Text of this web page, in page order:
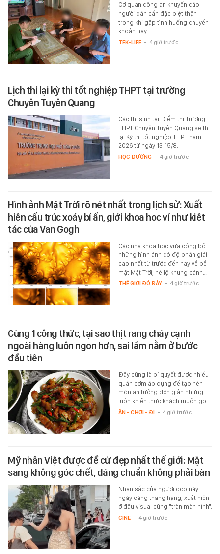
Cơ quan công an khuyến cáo
người dân cần đặc biệt thận
trọng khi gặp tình huống chuyển
khoản này.
TEK-LIFE - 4 giờ trước
Lịch thi lại kỳ thi tốt nghiệp THPT tại trường
Chuyên Tuyên Quang
Các thí sinh tại Điểm thi Trường
THPT Chuyên Tuyên Quang sẽ thi
lại Kỳ thi tốt nghiệp THPT năm
2026 từ ngày 13-15/8.
HỌC ĐƯỜNG - 4 giờ trước
Hình ảnh Mặt Trời rõ nét nhất trong lịch sử: Xuất
hiện cấu trúc xoáy bí ẩn, giới khoa học ví như kiệt
tác của Van Gogh
Các nhà khoa học vừa công bố
những hình ảnh có độ phân giải
cao nhất từ trước đến nay về bề
mặt Mặt Trời, hé lộ khung cảnh…
THẾ GIỚI ĐÓ ĐÂY - 4 giờ trước
Cùng 1 công thức, tại sao thịt rang cháy cạnh
ngoài hàng luôn ngon hơn, sai lầm nằm ở bước
đầu tiên
Đây cũng là bí quyết được nhiều
quán cơm áp dụng để tạo nên
món ăn tưởng đơn giản nhưng
luôn khiến thực khách muốn gọi…
ĂN - CHƠI - ĐI - 4 giờ trước
Mỹ nhân Việt được đề cử đẹp nhất thế giới: Mặt
sang không góc chết, dáng chuẩn không phải bàn
Nhan sắc của người đẹp này
ngày càng thăng hạng, xuất hiện
ở đâu visual cũng "tràn màn hình".
CINE - 4 giờ trước